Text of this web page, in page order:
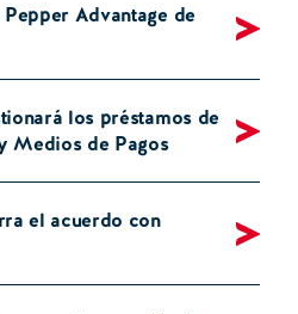
Advantage de
los préstamos de
Medios de Pagos
el acuerdo con